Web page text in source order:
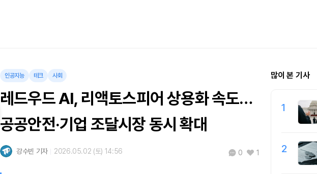
인공지능 테크 사회
레드우드 AI, 리액토스피어 상용화 속도…
공공안전·기업 조달시장 동시 확대
강수빈 기자 2026.05.02 (토) 14:56 0 1
많이 본 기사
1
2